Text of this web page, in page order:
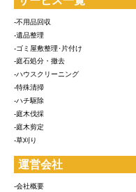
-不用品回収
-遺品整理
-ゴミ屋敷整理･片付け
-庭石処分・撤去
-ハウスクリーニング
-特殊清掃
-ハチ駆除
-庭木伐採
-庭木剪定
-草刈り
運営会社
-会社概要